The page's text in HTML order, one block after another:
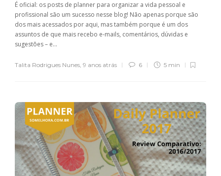
É oficial: os posts de planner para organizar a vida pessoal e
profissional são um sucesso nesse blog! Não apenas porque são
dos mais acessados por aqui, mas também porque é um dos
assuntos de que mais recebo e-mails, comentários, dúvidas e
sugestões – e...
Talita Rodrigues Nunes, 9 anos atrás 6 5 min